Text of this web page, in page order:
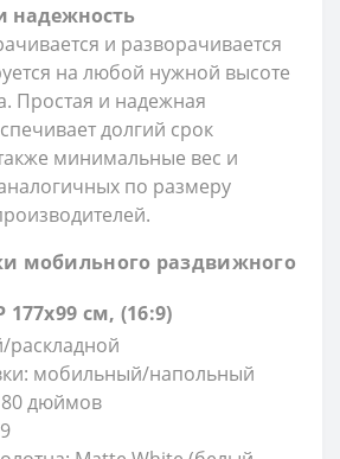
надежность
и разворачивается
на любой нужной высоте
Простая и надежная
долгий срок
минимальные вес и
по размеру
мобильного раздвижного
см, (16:9)
раскладной
мобильный/напольный
дюймов